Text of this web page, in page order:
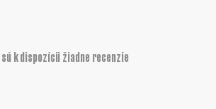
sú k dispozícii žiadne recenzie